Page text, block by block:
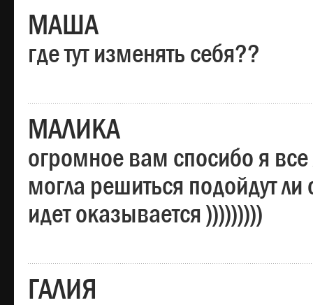
МАША
где тут изменять себя??
МАЛИКА
огромное вам спосибо я
могла решиться подойдут ли
идет оказывается )))))))))
ГАЛИЯ